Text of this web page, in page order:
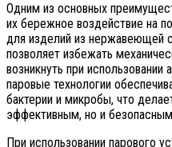
Одним из основных
их бережное воздействие на
для изделий из нержавеющей
позволяет избежать
возникнуть при
паровые технологии
бактерии и микробы, что
эффективным, но и
При использовании парового